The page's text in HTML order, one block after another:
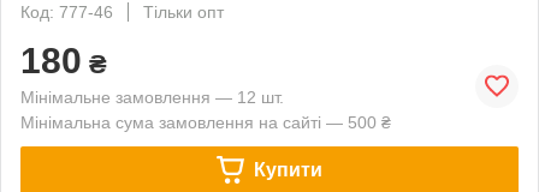
Код: 777-46
Тільки опт
180 ₴
Мінімальне замовлення — 12 шт.
Мінімальна сума замовлення на сайті — 500 ₴
Купити